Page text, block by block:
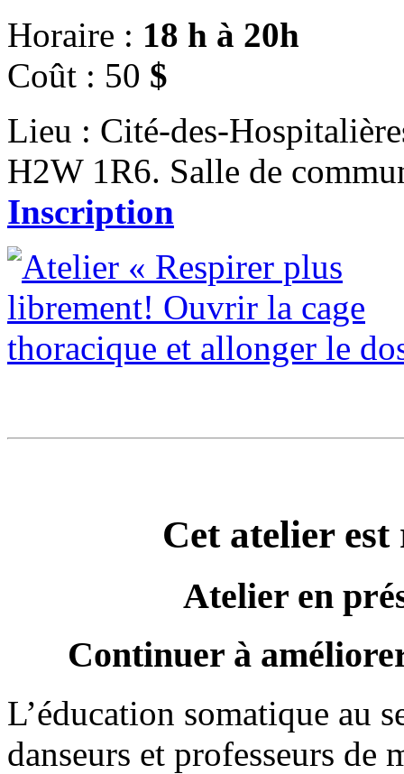
Horaire : 18 h à 20h
Coût : 50 $
Lieu : Cité-des-
H2W 1R6. Salle de
Inscription
Cet atelier est
Atelier en
Continuer à
L’éducation somatique au
danseurs et professeurs de